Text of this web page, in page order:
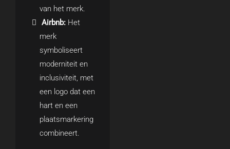
van het merk.
Airbnb: Het
merk
symboliseert
moderniteit en
inclusiviteit, met
een logo dat een
hart en een
plaatsmarkering
combineert.